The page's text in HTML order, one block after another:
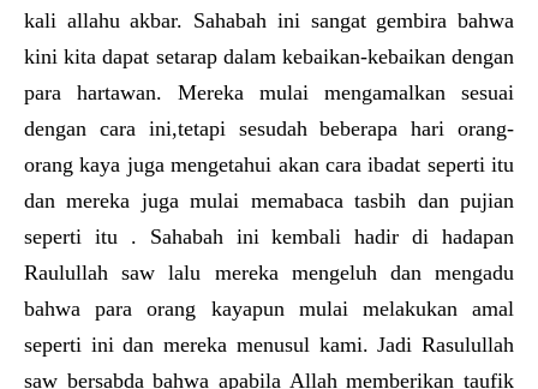
kali allahu akbar. Sahabah ini sangat gembira bahwa
kini kita dapat setarap dalam kebaikan-kebaikan dengan
para hartawan. Mereka mulai mengamalkan sesuai
dengan cara ini,tetapi sesudah beberapa hari orang-
orang kaya juga mengetahui akan cara ibadat seperti itu
dan mereka juga mulai memabaca tasbih dan pujian
seperti itu . Sahabah ini kembali hadir di hadapan
Raulullah saw lalu mereka mengeluh dan mengadu
bahwa para orang kayapun mulai melakukan amal
seperti ini dan mereka menusul kami. Jadi Rasulullah
saw bersabda bahwa apabila Allah memberikan taufik